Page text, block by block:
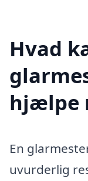
Hvad
hjælpe
En
uvurderlig